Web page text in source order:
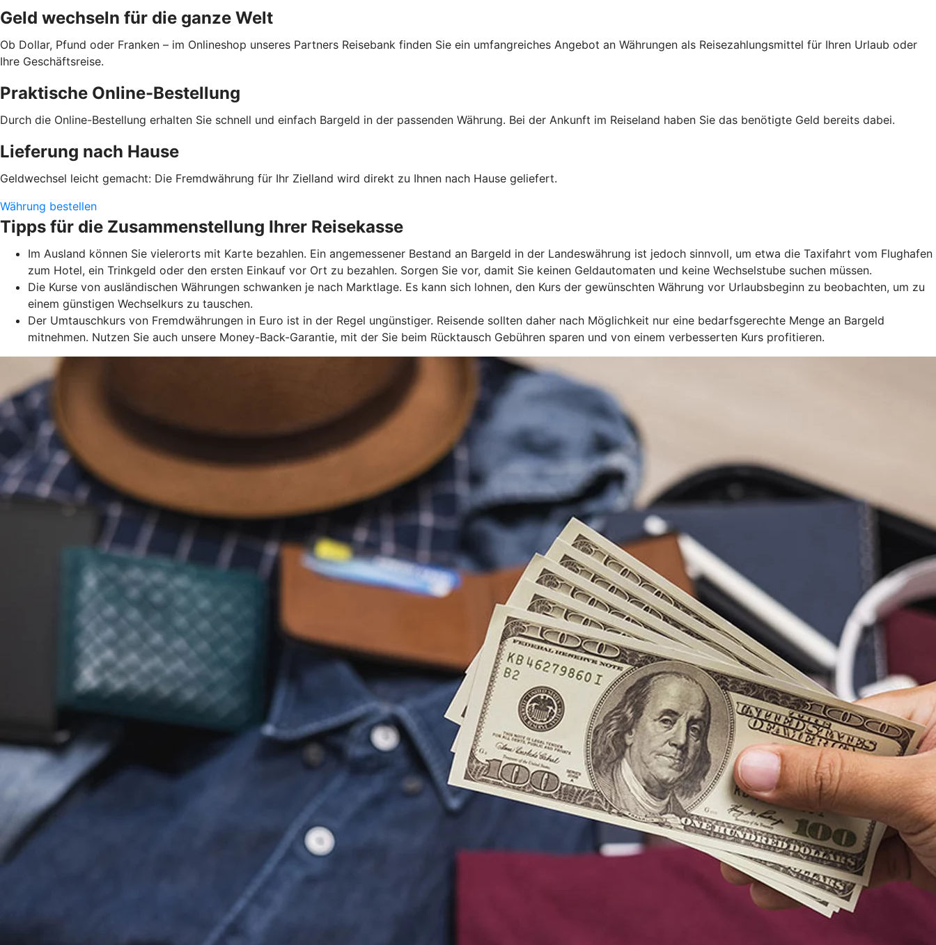
Geld wechseln für die ganze Welt
Ob Dollar, Pfund oder Franken – im Onlineshop unseres Partners Reisebank finden Sie ein umfangreiches Angebot an Währungen als Reisezahlungsmittel für Ihren Urlaub oder
Ihre Geschäftsreise.
Praktische Online-Bestellung
Durch die Online-Bestellung erhalten Sie schnell und einfach Bargeld in der passenden Währung. Bei der Ankunft im Reiseland haben Sie das benötigte Geld bereits dabei.
Lieferung nach Hause
Geldwechsel leicht gemacht: Die Fremdwährung für Ihr Zielland wird direkt zu Ihnen nach Hause geliefert.
Währung bestellen
Tipps für die Zusammenstellung Ihrer Reisekasse
Im Ausland können Sie vielerorts mit Karte bezahlen. Ein angemessener Bestand an Bargeld in der Landeswährung ist jedoch sinnvoll, um etwa die Taxifahrt vom Flughafen
zum Hotel, ein Trinkgeld oder den ersten Einkauf vor Ort zu bezahlen. Sorgen Sie vor, damit Sie keinen Geldautomaten und keine Wechselstube suchen müssen.
Die Kurse von ausländischen Währungen schwanken je nach Marktlage. Es kann sich lohnen, den Kurs der gewünschten Währung vor Urlaubsbeginn zu beobachten, um zu
einem günstigen Wechselkurs zu tauschen.
Der Umtauschkurs von Fremdwährungen in Euro ist in der Regel ungünstiger. Reisende sollten daher nach Möglichkeit nur eine bedarfsgerechte Menge an Bargeld
mitnehmen. Nutzen Sie auch unsere Money-Back-Garantie, mit der Sie beim Rücktausch Gebühren sparen und von einem verbesserten Kurs profitieren.